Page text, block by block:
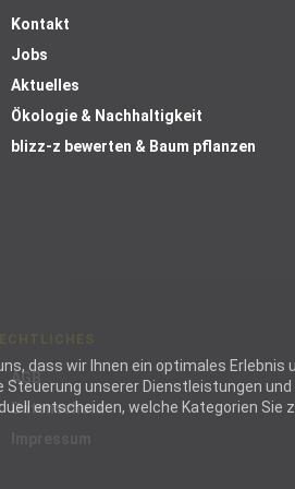
dass wir Ihnen ein optimales
unserer Dienstleistungen
entscheiden, welche Kategorien
Kontakt
Jobs
Aktuelles
Ökologie & Nachhaltigkeit
blizz-z bewerten & Baum pflanzen
AGB
Datenschutz